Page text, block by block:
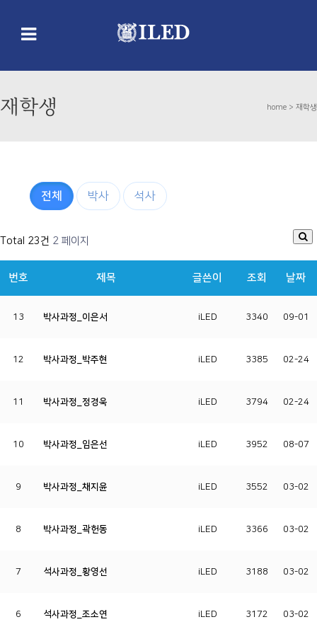
재학생 home > 재학생
전체 박사 석사
Total 23건 2 페이지
번호 제목 글쓴이 조회 날짜
13 박사과정_이은서 iLED 3340 09-01
12 박사과정_박주현 iLED 3385 02-24
11 박사과정_정경욱 iLED 3794 02-24
10 박사과정_임은선 iLED 3952 08-07
9 박사과정_채지윤 iLED 3552 03-02
8 박사과정_곽헌동 iLED 3366 03-02
7 석사과정_황영선 iLED 3188 03-02
6 석사과정_조소연 iLED 3172 03-02